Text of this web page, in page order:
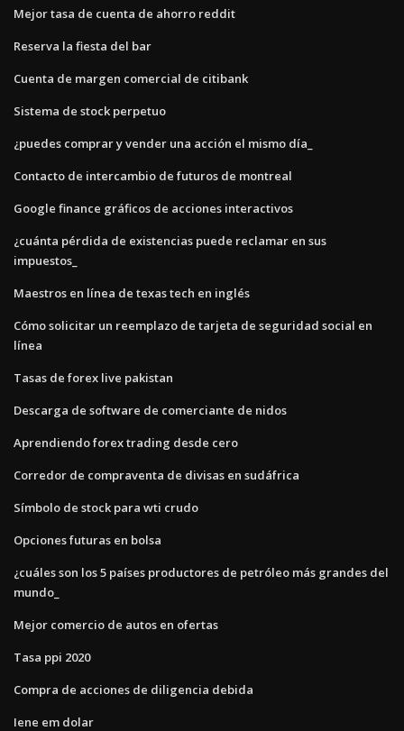
Mejor tasa de cuenta de ahorro reddit
Reserva la fiesta del bar
Cuenta de margen comercial de citibank
Sistema de stock perpetuo
¿puedes comprar y vender una acción el mismo día_
Contacto de intercambio de futuros de montreal
Google finance gráficos de acciones interactivos
¿cuánta pérdida de existencias puede reclamar en sus
impuestos_
Maestros en línea de texas tech en inglés
Cómo solicitar un reemplazo de tarjeta de seguridad social en
línea
Tasas de forex live pakistan
Descarga de software de comerciante de nidos
Aprendiendo forex trading desde cero
Corredor de compraventa de divisas en sudáfrica
Símbolo de stock para wti crudo
Opciones futuras en bolsa
¿cuáles son los 5 países productores de petróleo más grandes del
mundo_
Mejor comercio de autos en ofertas
Tasa ppi 2020
Compra de acciones de diligencia debida
Iene em dolar